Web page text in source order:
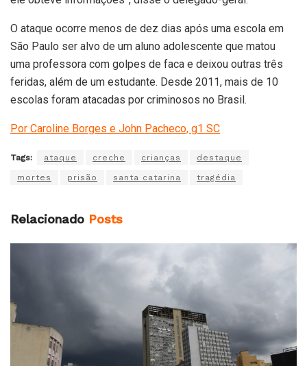
O ataque ocorre menos de dez dias após uma escola em
São Paulo ser alvo de um aluno adolescente que matou
uma professora com golpes de faca e deixou outras três
feridas, além de um estudante. Desde 2011, mais de 10
escolas foram atacadas por criminosos no Brasil.
Por Caroline Borges e John Pacheco, g1 SC
Tags: ataque creche crianças destaque
mortes prisão santa catarina tragédia
Relacionado Posts